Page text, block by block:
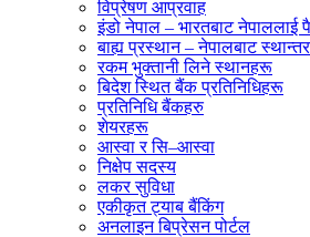
विप्रेषण आप्रवाह
इंडो नेपाल – भारतबाट नेपाललाई
बाह्य प्रस्थान – नेपालबाट
रकम भुक्तानी लिने स्थानहरू
बिदेश स्थित बैंक प्रतिनिधिहरू
प्रतिनिधि बैंकहरु
शेयरहरू
आस्वा र सि–आस्वा
निक्षेप सदस्य
लकर सुविधा
एकीकृत ट्याब बैंकिंग
अनलाइन बिप्रेसन पोर्टल